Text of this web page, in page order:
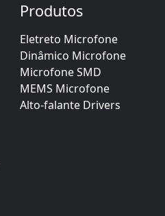
Produtos
Eletreto Microfone
Dinâmico Microfone
Microfone SMD
MEMS Microfone
Alto-falante Drivers